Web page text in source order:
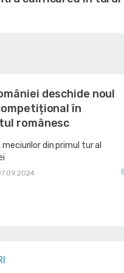
deschide noul
în
românesc
meciurilor din primul tur al